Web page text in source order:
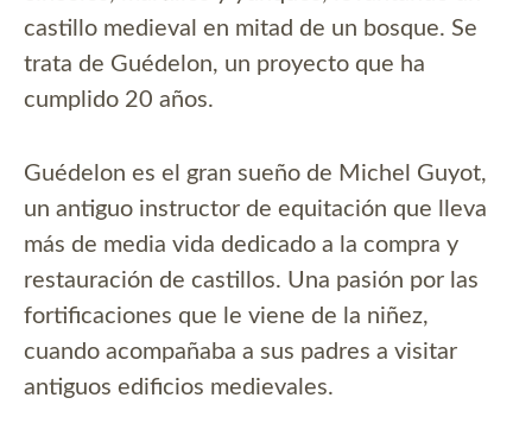
castillo medieval en mitad de un bosque. Se
trata de Guédelon, un proyecto que ha
cumplido 20 años.
Guédelon es el gran sueño de Michel Guyot,
un antiguo instructor de equitación que lleva
más de media vida dedicado a la compra y
restauración de castillos. Una pasión por las
fortificaciones que le viene de la niñez,
cuando acompañaba a sus padres a visitar
antiguos edificios medievales.